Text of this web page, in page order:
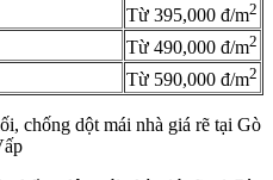
Từ 395,000 đ/m2
Từ 490,000 đ/m2
Từ 590,000 đ/m2